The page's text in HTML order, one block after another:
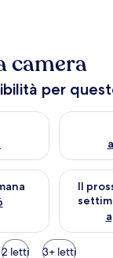
camera
per
questa sera,
Verifica
per questo fine
Il
Verifica
2 letti 3+ letti